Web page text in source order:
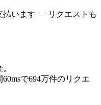
払います — リクエストも
で694万件のリクエ